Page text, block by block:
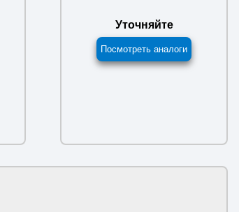
Уточняйте
Посмотреть аналоги